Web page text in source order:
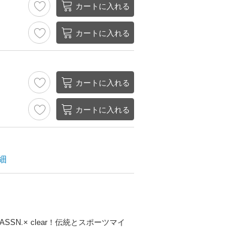
カートに入れる
カートに入れる
カートに入れる
カートに入れる
clear！伝統とスポーツマイ